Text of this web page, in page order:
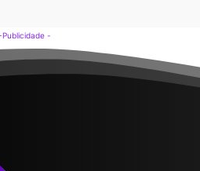
Publicidade -